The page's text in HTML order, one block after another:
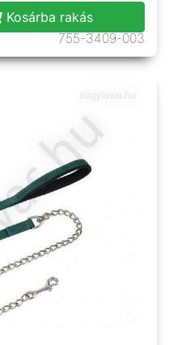
Kosárba rakás
755-3409-003